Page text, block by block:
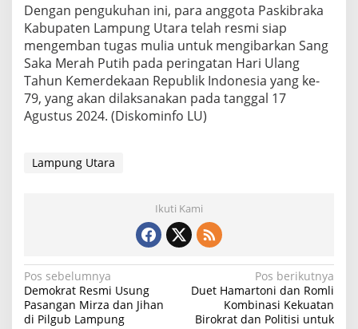
Dengan pengukuhan ini, para anggota Paskibraka
Kabupaten Lampung Utara telah resmi siap
mengemban tugas mulia untuk mengibarkan Sang
Saka Merah Putih pada peringatan Hari Ulang
Tahun Kemerdekaan Republik Indonesia yang ke-
79, yang akan dilaksanakan pada tanggal 17
Agustus 2024. (Diskominfo LU)
Lampung Utara
Ikuti Kami
N
a
Pos sebelumnya
Demokrat Resmi Usung
Pasangan Mirza dan Jihan
di Pilgub Lampung
Pos berikutnya
Duet Hamartoni dan Romli
Kombinasi Kekuatan
Birokrat dan Politisi untuk